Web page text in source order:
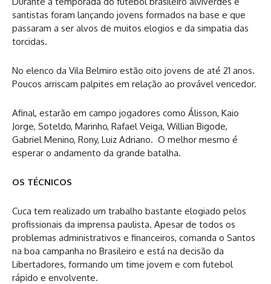
santistas foram lançando jovens formados na base e que
passaram a ser alvos de muitos elogios e da simpatia das
torcidas.
No elenco da Vila Belmiro estão oito jovens de até 21 anos.
Poucos arriscam palpites em relação ao provável vencedor.
Afinal, estarão em campo jogadores como Álisson, Kaio
Jorge, Soteldo, Marinho, Rafael Veiga, Willian Bigode,
Gabriel Menino, Rony, Luiz Adriano. O melhor mesmo é
esperar o andamento da grande batalha.
OS TÉCNICOS
Cuca tem realizado um trabalho bastante elogiado pelos
profissionais da imprensa paulista. Apesar de todos os
problemas administrativos e financeiros, comanda o Santos
na boa campanha no Brasileiro e está na decisão da
Libertadores, formando um time jovem e com futebol
rápido e envolvente.